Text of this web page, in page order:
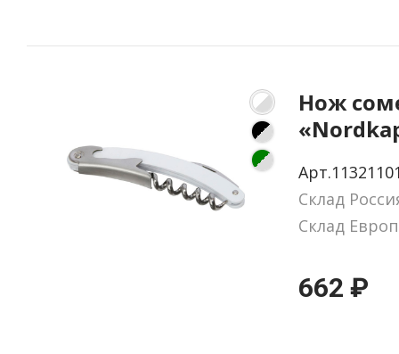
Нож
Склад
Склад
662 ₽